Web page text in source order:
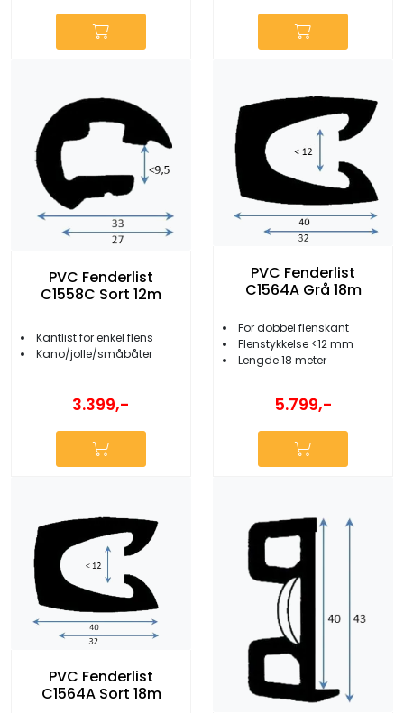
PVC Fenderlist
C1558C Sort 12m
Kantlist for enkel flens
Kano/jolle/småbåter
3.399,-
PVC Fenderlist
C1564A Grå 18m
For dobbel flenskant
Flenstykkelse <12 mm
Lengde 18 meter
5.799,-
PVC Fenderlist
C1564A Sort 18m